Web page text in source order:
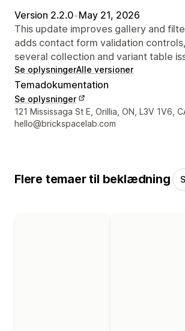
Version 2.2.0•May 21, 2026
This update improves gallery and
adds contact form validation
several collection and variant table
Se oplysningerAlle versioner
Temadokumentation
Se oplysninger
Se kontaktoplysninger
121 Mississaga St E, Orillia, ON, L3V 1V6,
hello@brickspacelab.com
Flere temaer til beklædning